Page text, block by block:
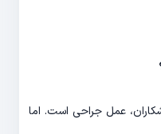
عمل جراحی است. اما